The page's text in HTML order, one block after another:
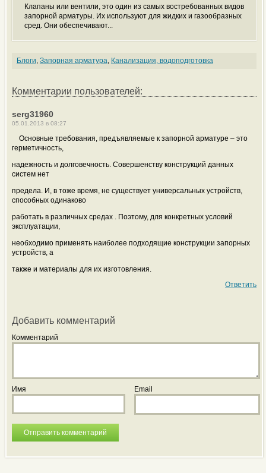
Клапаны или вентили, это один из самых востребованных видов
запорной арматуры. Их используют для жидких и газообразных
сред. Они обеспечивают...
Блоги, Запорная арматура, Канализация, водоподготовка
Комментарии пользователей:
serg31960
05.01.2013 в 08:27
Основные требования, предъявляемые к запорной арматуре – это
герметичность,
надежность и долговечность. Совершенству конструкций данных
систем нет
предела. И, в тоже время, не существует универсальных устройств,
способных одинаково
работать в различных средах . Поэтому, для конкретных условий
эксплуатации,
необходимо применять наиболее подходящие конструкции запорных
устройств, а
также и материалы для их изготовления.
Ответить
Добавить комментарий
Комментарий
Имя Email